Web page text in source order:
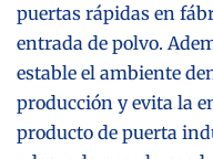
puertas rápidas en
entrada de polvo.
estable el ambiente
producción y evita la
producto de puerta